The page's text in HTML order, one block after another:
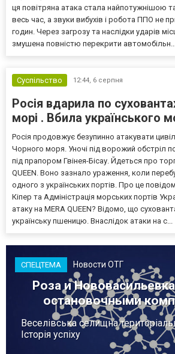
ця повітряна атака стала найпотужнішою
весь час, а звуки вибухів і робота ППО не
годин. Через загрозу та наслідки ударів
змушена повністю перекрити автомобільн...
Суспільство 12:44, 6 серпня
Росія вдарила по
морі . Вбила українського
Росія продовжує безупинно атакувати
Чорного моря. Уночі під ворожий обстріл
під прапором Гвінея-Бісау. Йдеться про
QUEEN. Воно зазнало ураження, коли
одного з українських портів. Про це
Кіпер та Адміністрація морських портів
атаку на MERA QUEEN? Відомо, що
українську пшеницю. Внаслідок атаки на с...
СПЕЦТЕМА Новости ОТГ
Роза и
остановочными
Веселівська селищна
Історія успіху